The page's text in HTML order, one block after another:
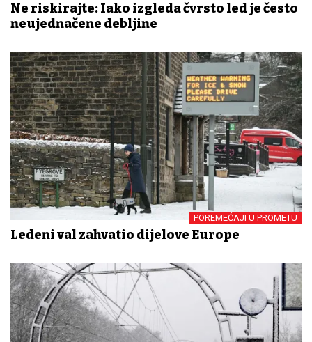
Ne riskirajte: Iako izgleda čvrsto led je često
neujednačene debljine
POREMEĆAJI U PROMETU
Ledeni val zahvatio dijelove Europe